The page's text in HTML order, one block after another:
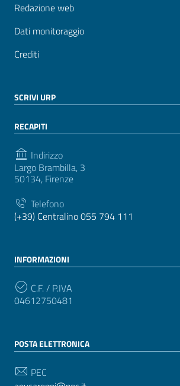
Redazione web
Dati monitoraggio
Crediti
SCRIVI URP
RECAPITI
Indirizzo
Largo Brambilla, 3
50134, Firenze
Telefono
(+39) Centralino 055 794 111
INFORMAZIONI
C.F. / P.IVA
04612750481
POSTA ELETTRONICA
PEC